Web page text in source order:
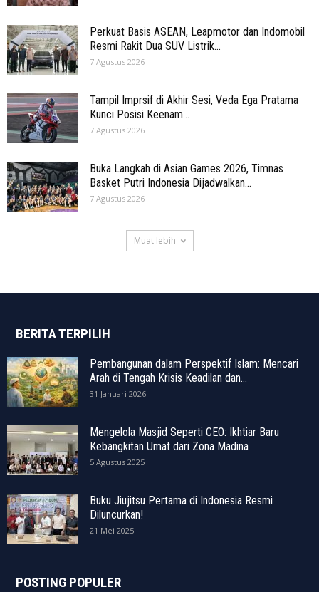
Perkuat Basis ASEAN, Leapmotor dan Indomobil
Resmi Rakit Dua SUV Listrik...
7 Agustus 2026
Tampil Imprsif di Akhir Sesi, Veda Ega Pratama
Kunci Posisi Keenam...
7 Agustus 2026
Buka Langkah di Asian Games 2026, Timnas
Basket Putri Indonesia Dijadwalkan...
7 Agustus 2026
Muat lebih
BERITA TERPILIH
Pembangunan dalam Perspektif Islam: Mencari
Arah di Tengah Krisis Keadilan dan...
31 Januari 2026
Mengelola Masjid Seperti CEO: Ikhtiar Baru
Kebangkitan Umat dari Zona Madina
5 Agustus 2025
Buku Jiujitsu Pertama di Indonesia Resmi
Diluncurkan!
21 Mei 2025
POSTING POPULER